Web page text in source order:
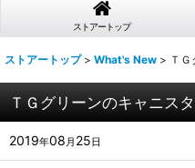
ストアートップ
ストアートップ > What's New > Ｔ
ＴＧグリーンのキャニス
2019年08 月 25 日